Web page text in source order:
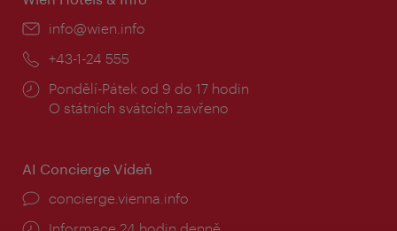
E-
info@wien.info
Telefon:
+43-1-24 555
Provozní
doba:
Pondělí-Pátek od 9 do 17 hodin
O státních svátcích zavřeno
AI Concierge Vídeň
concierge.vienna.info